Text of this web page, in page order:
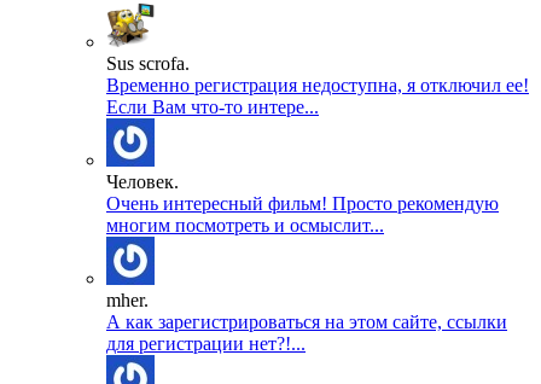
Sus scrofa.
Временно регистрация недоступна, я отключил ее!
Если Вам что-то интере...
Человек.
Очень интересный фильм! Просто рекомендую
многим посмотреть и осмыслит...
mher.
А как зарегистрироваться на этом сайте, ссылки
для регистрации нет?!...